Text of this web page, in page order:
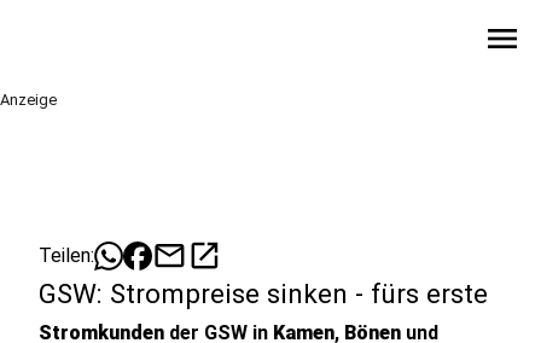
menu
Anzeige
Teilen: mailopen_in_new
GSW: Strompreise sinken - fürs erste
Stromkunden der GSW in Kamen, Bönen und